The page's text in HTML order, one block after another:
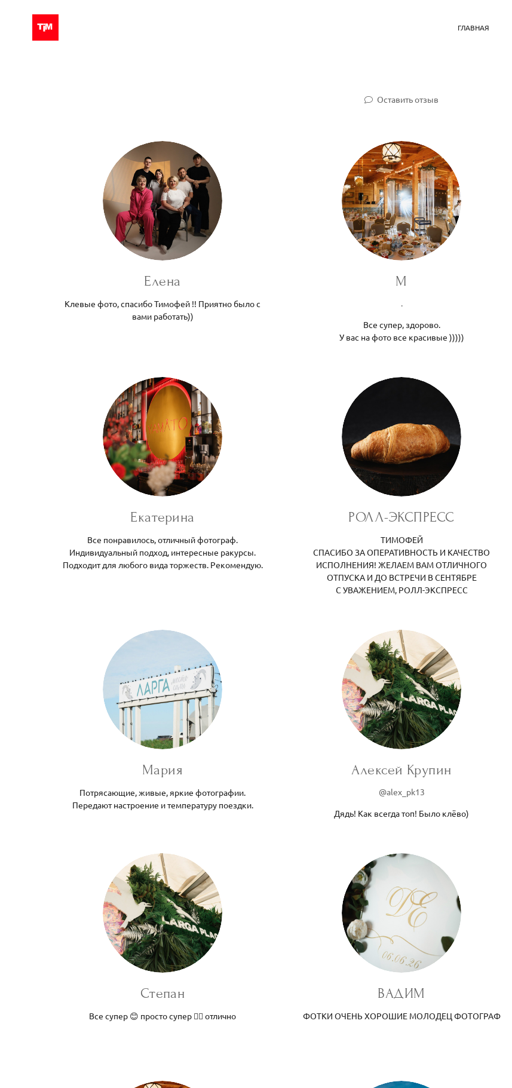
ГЛАВНАЯ
Оставить отзыв
Елена
Клевые фото, спасибо Тимофей !! Приятно было с
вами работать))
M
.
Все супер, здорово.
У вас на фото все красивые )))))
Екатерина
Все понравилось, отличный фотограф.
Индивидуальный подход, интересные ракурсы.
Подходит для любого вида торжеств. Рекомендую.
РОЛЛ-ЭКСПРЕСС
ТИМОФЕЙ
СПАСИБО ЗА ОПЕРАТИВНОСТЬ И КАЧЕСТВО
ИСПОЛНЕНИЯ! ЖЕЛАЕМ ВАМ ОТЛИЧНОГО
ОТПУСКА И ДО ВСТРЕЧИ В СЕНТЯБРЕ
С УВАЖЕНИЕМ, РОЛЛ-ЭКСПРЕСС
Мария
Потрясающие, живые, яркие фотографии.
Передают настроение и температуру поездки.
Алексей Крупин
@alex_pk13
Дядь! Как всегда топ! Было клёво)
Степан
Все супер 😊 просто супер 👍🏻 отлично
ВАДИМ
ФОТКИ ОЧЕНЬ ХОРОШИЕ МОЛОДЕЦ ФОТОГРАФ